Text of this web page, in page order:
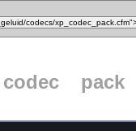
codec pack